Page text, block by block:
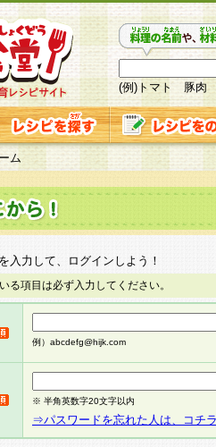
(例)トマト 豚肉
ム
入力して、ログインしよう！
る項目は必ず入力してください。
例）abcdefg@hijk.com
※ 半角英数字20文字以内
⇒パスワードを忘れた人は、コチ